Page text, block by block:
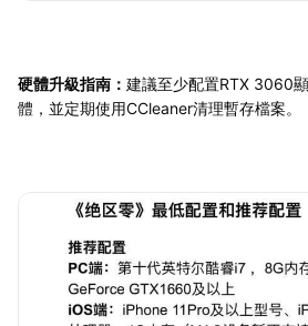
硬體升級指南： 建議至少配置RTX 3060
體，並定期使用CCleaner清理暫存檔案。